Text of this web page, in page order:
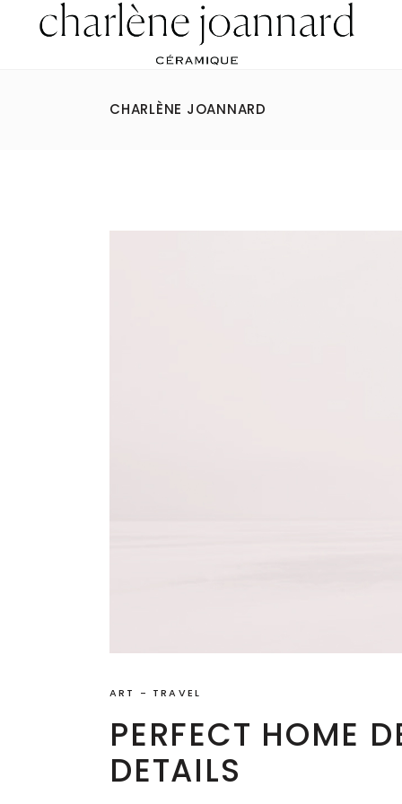
CHARLÈNE JOANNARD
ART - TRAVEL
PERFECT HOME
DETAILS